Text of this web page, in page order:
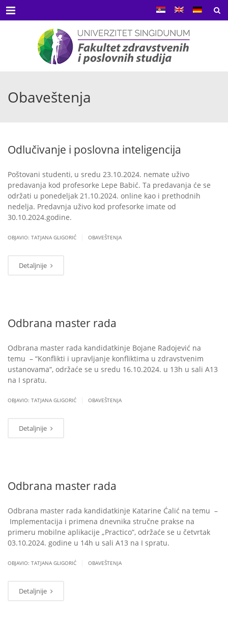
Menu
Obaveštenja
Odlučivanje i poslovna inteligencija
Poštovani studenti, u sredu 23.10.2024. nemate uživo
predavanja kod profesorke Lepe Babić. Ta predavanja će se
održati u ponedeljak 21.10.2024. online kao i prethodnih
nedelja. Predavnja uživo kod profesorke imate od
30.10.2024.godine.
OBJAVIO: TATJANA GLIGORIĆ OBAVEŠTENJA
Detaljnije
Odbrana master rada
Odbrana master rada kandidatkinje Bojane Radojević na
temu – “Konflikti i upravljanje konfliktima u zdravstvenim
ustanovama“, održaće se u sredu 16.10.2024. u 13h u sali A13
na I spratu.
OBJAVIO: TATJANA GLIGORIĆ OBAVEŠTENJA
Detaljnije
Odbrana master rada
Odbrana master rada kandidatkinje Katarine Ćalić na temu –
Implementacija i primena dnevnika stručne prakse na
primeru mobilne aplikacije „Practico”, održaće se u četvrtak
03.10.2024. godine u 14h u sali A13 na I spratu.
OBJAVIO: TATJANA GLIGORIĆ OBAVEŠTENJA
Detaljnije